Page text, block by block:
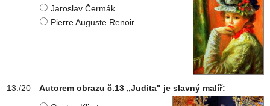
Jaroslav Čermák
Pierre Auguste Renoir
Autorem obrazu č.13 „Judita" je slavný malíř: